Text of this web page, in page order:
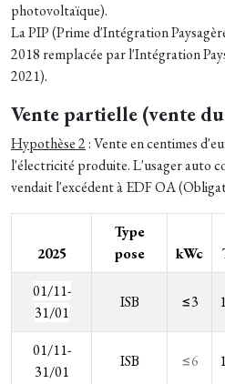
photovoltaïque).
LaPIP (Prime d'Intégration
2018 remplacée par l'Intégration
2021).
Vente partielle (vente
Hypothèse 2: Vente en centimes
l'électricité produite. L'usager auto
vendait l'excédent à EDF OA
2025
Type
pose
kWc
01/11-
31/01
ISB ≤3
01/11-
31/01
ISB ≤6